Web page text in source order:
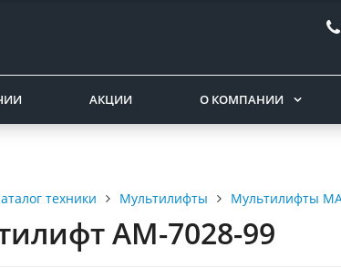
АКЦИИ О КОМПАНИИ
техники Мультилифты Мультилифты
АМ-7028-99